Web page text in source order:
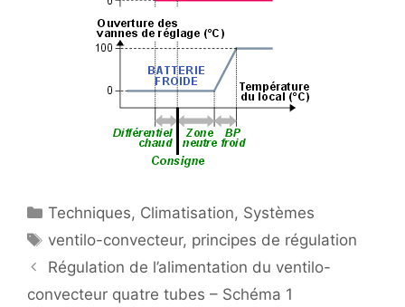
Catégories
Techniques, Climatisation, Systèmes
Étiquettes
ventilo-convecteur, principes de régulation
Régulation de l’alimentation du ventilo-
convecteur quatre tubes – Schéma 1